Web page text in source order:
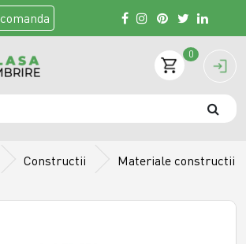
comanda
0
Constructii Materiale constructii